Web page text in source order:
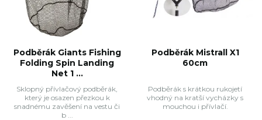
Podběrák Giants Fishing
Folding Spin Landing
Net 1 ...
Sklopný přívlačový podběrák,
který je osazen přezkou k
snadnému zavěšení na vestu či
b ...
Podběrák Mistrall X1
60cm
Podběrák s krátkou rukojetí
vhodný na kratší vycházky s
mouchou i přívlačí.